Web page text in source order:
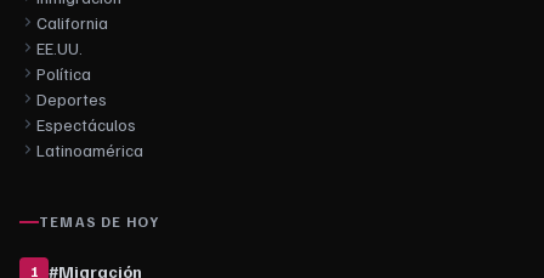
California
EE.UU.
Política
Deportes
Espectáculos
Latinoamérica
TEMAS DE HOY
1 #Migración